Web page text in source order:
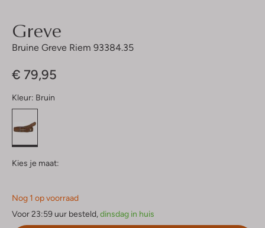
Greve
Bruine Greve Riem 93384.35
€ 79,95
Kleur: Bruin
Kies je maat:
Nog 1 op voorraad
Voor 23:59 uur besteld,dinsdag in huis